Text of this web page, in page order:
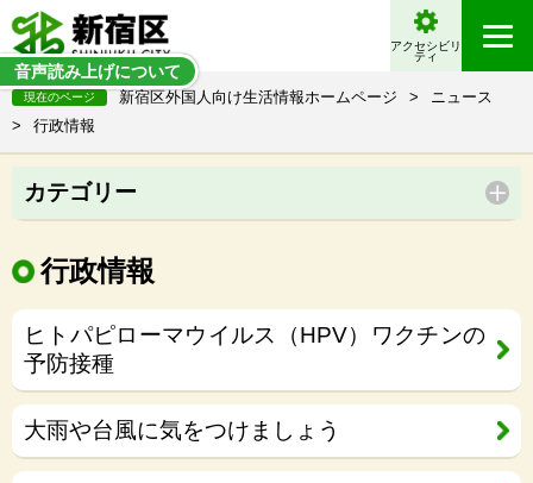
音声読み上げについて
アクセシビリ
ティ
現在のページ 新宿区外国人向け生活情報ホームページ >
ニュース
>
行政情報
カテゴリー
行政情報
ヒトパピローマウイルス（HPV）ワクチンの
予防接種
大雨や台風に気をつけましょう